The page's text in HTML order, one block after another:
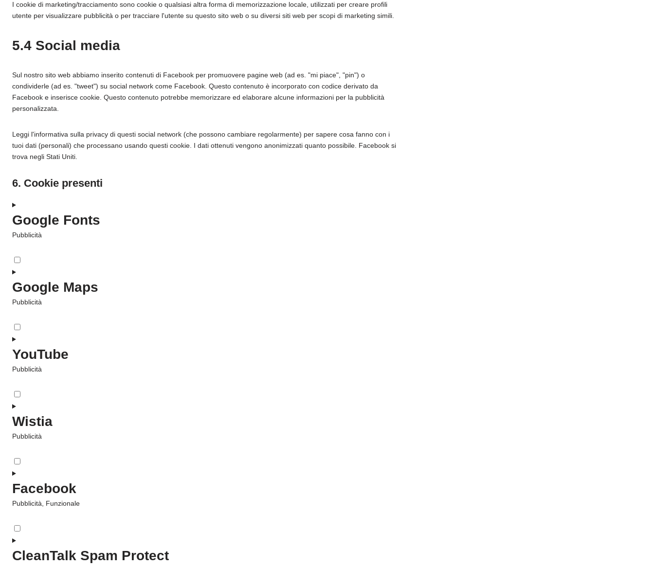
I cookie di marketing/tracciamento sono cookie o qualsiasi altra forma di memorizzazione locale, utilizzati per creare profili
utente per visualizzare pubblicità o per tracciare l'utente su questo sito web o su diversi siti web per scopi di marketing simili.
5.4 Social media
Sul nostro sito web abbiamo inserito contenuti di Facebook per promuovere pagine web (ad es. "mi piace", "pin") o
condividerle (ad es. "tweet") su social network come Facebook. Questo contenuto è incorporato con codice derivato da
Facebook e inserisce cookie. Questo contenuto potrebbe memorizzare ed elaborare alcune informazioni per la pubblicità
personalizzata.
Leggi l'informativa sulla privacy di questi social network (che possono cambiare regolarmente) per sapere cosa fanno con i
tuoi dati (personali) che processano usando questi cookie. I dati ottenuti vengono anonimizzati quanto possibile. Facebook si
trova negli Stati Uniti.
6. Cookie presenti
Google Fonts
Pubblicità
Google Maps
Pubblicità
YouTube
Pubblicità
Wistia
Pubblicità
Facebook
Pubblicità, Funzionale
CleanTalk Spam Protect